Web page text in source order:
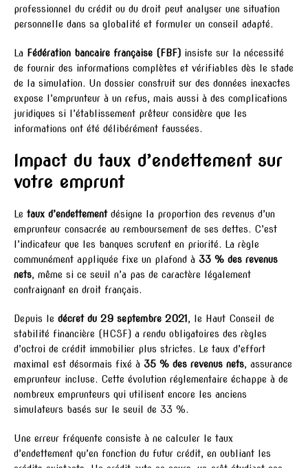
professionnel du crédit ou du droit peut analyser une situation
personnelle dans sa globalité et formuler un conseil adapté.
La Fédération bancaire française (FBF) insiste sur la nécessité
de fournir des informations complètes et vérifiables dès le stade
de la simulation. Un dossier construit sur des données inexactes
expose l’emprunteur à un refus, mais aussi à des complications
juridiques si l’établissement prêteur considère que les
informations ont été délibérément faussées.
Impact du taux d’endettement sur
votre emprunt
Le taux d’endettementdésigne la proportion des revenus d’un
emprunteur consacrée au remboursement de ses dettes. C’est
l’indicateur que les banques scrutent en priorité. La règle
communément appliquée fixe un plafond à 33 % des revenus
nets, même si ce seuil n’a pas de caractère légalement
contraignant en droit français.
Depuis le décret du 29 septembre 2021 , le Haut Conseil de
stabilité financière (HCSF) a rendu obligatoires des règles
d’octroi de crédit immobilier plus strictes. Le taux d’effort
maximal est désormais fixé à 35 % des revenus nets, assurance
emprunteur incluse. Cette évolution réglementaire échappe à de
nombreux emprunteurs qui utilisent encore les anciens
simulateurs basés sur le seuil de 33 %.
Une erreur fréquente consiste à ne calculer le taux
d’endettement qu’en fonction du futur crédit, en oubliant les